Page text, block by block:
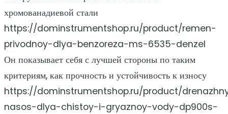
хромованадиевой стали
https://dominstrumentshop.ru/product/remen-
privodnoy-dlya-benzoreza-ms-6535-denzel
Он показывает себя с лучшей стороны по таким
критериям, как прочность и устойчивость к износу
https://dominstrumentshop.ru/product/
nasos-dlya-chistoy-i-gryaznoy-vody-dp900s-